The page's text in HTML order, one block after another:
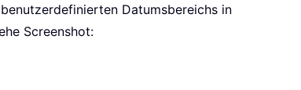
Datumsbereichs in
Screenshot: